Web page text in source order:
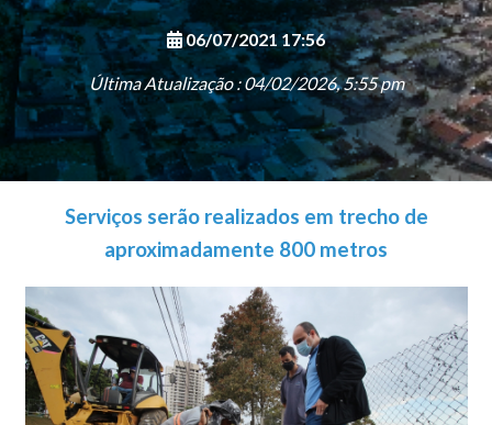
06/07/2021 17:56
Última Atualização : 04/02/2026, 5:55 pm
Serviços serão realizados em trecho de
aproximadamente 800 metros